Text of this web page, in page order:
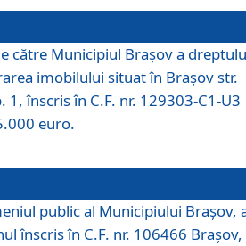
către Municipiul Brașov a
imobilului situat în Brașov str.
1, înscris în C.F. nr. 129303-C1-U3
euro.
public al Municipiului Braşov,
înscris în C.F. nr. 106466 Brașov,